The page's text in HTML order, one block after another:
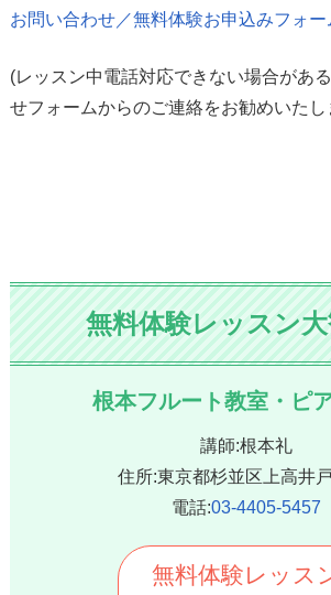
お問い合わせ／無料体験お申込みフォー
(レッスン中電話対応できない場合があ
せフォームからのご連絡をお勧めいたし
無料体験レッスン
根本フルート教室・ピ
講師:根本礼
住所:東京都杉並区上高井
電話:03-4405-5457
無料体験レッス